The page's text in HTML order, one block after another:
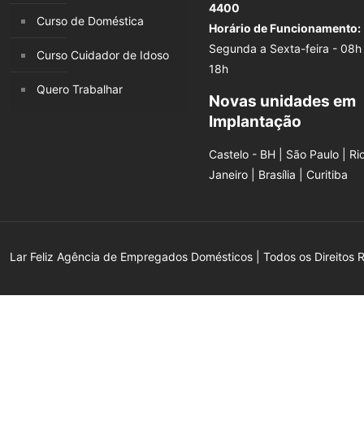
Curso de Doméstica
Curso Cuidador de Idoso
Quero Trabalhar
4400
Horário de Funcionamento:
Segunda a Sexta-feira - 08h
18h
Novas unidades em
Implantação
Castelo - BH | São Paulo |
Janeiro | Brasília | Curitiba
Lar Feliz Agência de Empregados Domésticos | Todos os Direitos